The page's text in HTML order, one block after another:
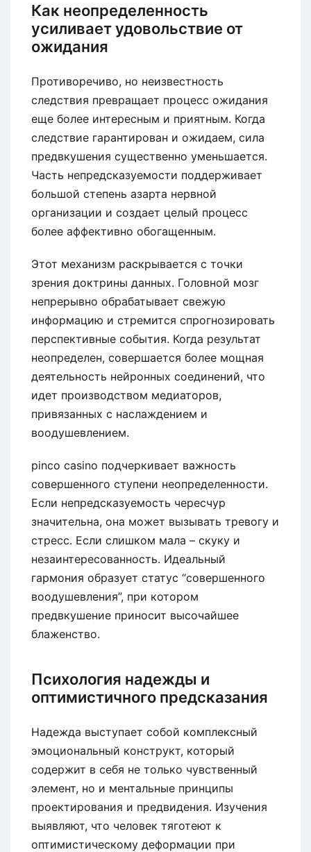
Как неопределенность
усиливает удовольствие от
ожидания
Противоречиво, но неизвестность
следствия превращает процесс ожидания
еще более интересным и приятным. Когда
следствие гарантирован и ожидаем, сила
предвкушения существенно уменьшается.
Часть непредсказуемости поддерживает
большой степень азарта нервной
организации и создает целый процесс
более аффективно обогащенным.
Этот механизм раскрывается с точки
зрения доктрины данных. Головной мозг
непрерывно обрабатывает свежую
информацию и стремится спрогнозировать
перспективные события. Когда результат
неопределен, совершается более мощная
деятельность нейронных соединений, что
идет производством медиаторов,
привязанных с наслаждением и
воодушевлением.
pinco casino подчеркивает важность
совершенного ступени неопределенности.
Если непредсказуемость чересчур
значительна, она может вызывать тревогу и
стресс. Если слишком мала – скуку и
незаинтересованность. Идеальный
гармония образует статус “совершенного
воодушевления”, при котором
предвкушение приносит высочайшее
блаженство.
Психология надежды и
оптимистичного предсказания
Надежда выступает собой комплексный
эмоциональный конструкт, который
содержит в себя не только чувственный
элемент, но и ментальные принципы
проектирования и предвидения. Изучения
выявляют, что человек тяготеют к
оптимистическому деформации при